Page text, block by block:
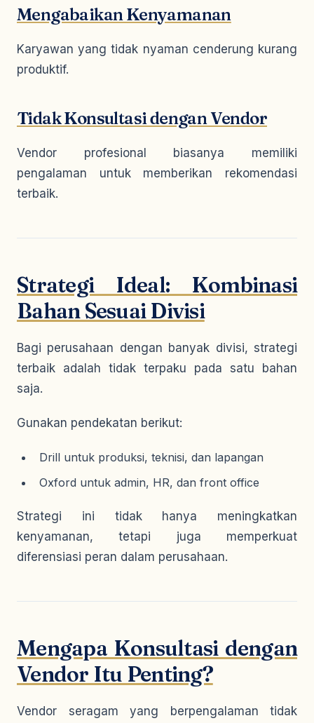
Mengabaikan Kenyamanan
Karyawan yang tidak nyaman cenderung kurang
produktif.
Tidak Konsultasi dengan Vendor
Vendor profesional biasanya memiliki
pengalaman untuk memberikan rekomendasi
terbaik.
Strategi Ideal: Kombinasi
Bahan Sesuai Divisi
Bagi perusahaan dengan banyak divisi, strategi
terbaik adalah tidak terpaku pada satu bahan
saja.
Gunakan pendekatan berikut:
Drill untuk produksi, teknisi, dan lapangan
Oxford untuk admin, HR, dan front office
Strategi ini tidak hanya meningkatkan
kenyamanan, tetapi juga memperkuat
diferensiasi peran dalam perusahaan.
Mengapa Konsultasi dengan
Vendor Itu Penting?
Vendor seragam yang berpengalaman tidak